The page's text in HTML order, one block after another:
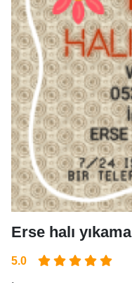
Erse halı yıkama
5.0